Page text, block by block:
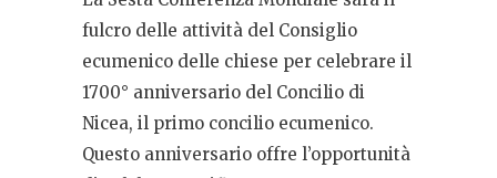
fulcro delle attività del Consiglio
ecumenico delle chiese per celebrare il
1700° anniversario del Concilio di
Nicea, il primo concilio ecumenico.
Questo anniversario offre l’opportunità